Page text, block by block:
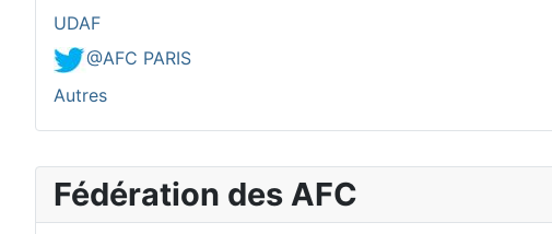
Fédération des AFC
UDAF
@AFC PARIS
Autres